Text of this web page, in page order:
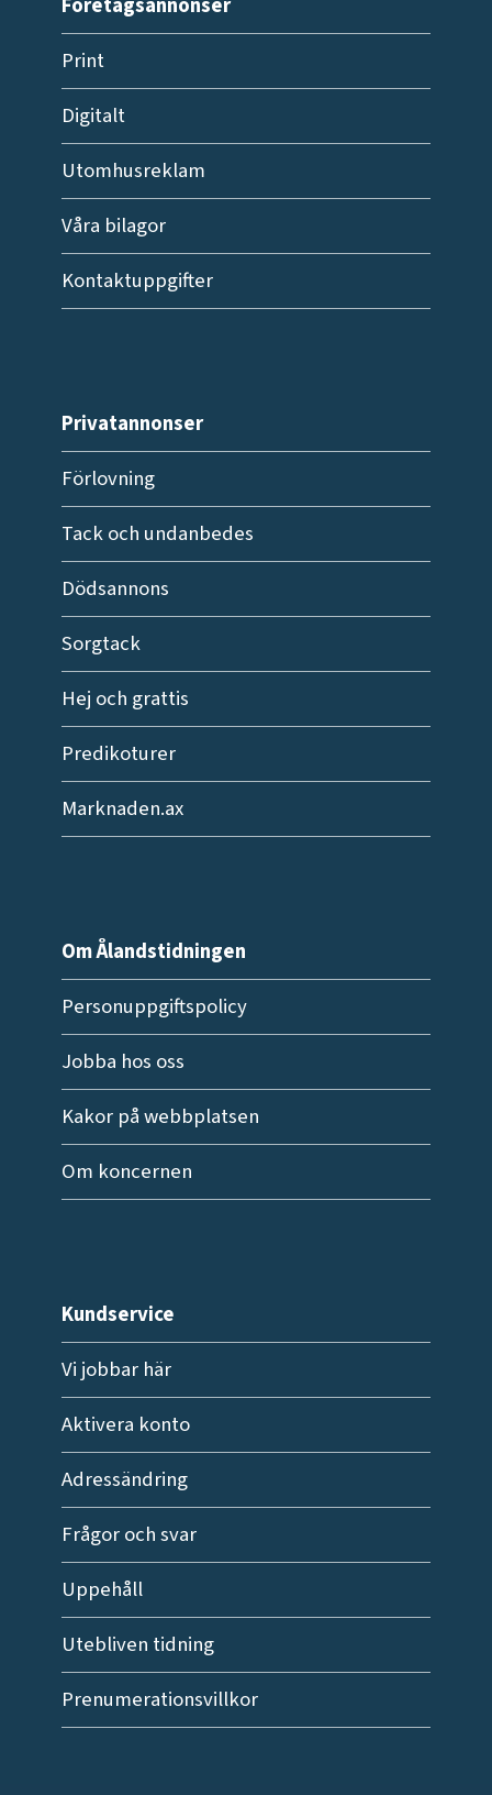
Företagsannonser
Print
Digitalt
Utomhusreklam
Våra bilagor
Kontaktuppgifter
Privatannonser
Förlovning
Tack och undanbedes
Dödsannons
Sorgtack
Hej och grattis
Predikoturer
Marknaden.ax
Om Ålandstidningen
Personuppgiftspolicy
Jobba hos oss
Kakor på webbplatsen
Om koncernen
Kundservice
Vi jobbar här
Aktivera konto
Adressändring
Frågor och svar
Uppehåll
Utebliven tidning
Prenumerationsvillkor